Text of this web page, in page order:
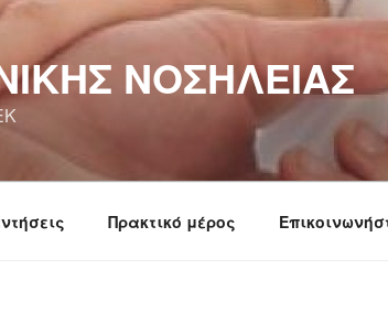
ΝΟΣΗΛΕΊΑΣ
Πρακτικό μέρος